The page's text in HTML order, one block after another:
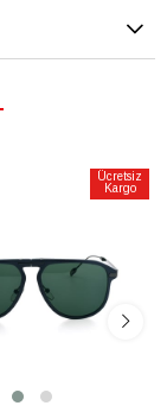
Ücretsiz
Kargo